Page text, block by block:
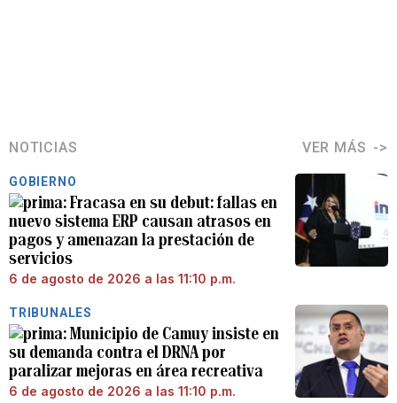
NOTICIAS VER MÁS
GOBIERNO
Fracasa en su debut: fallas en
nuevo sistema ERP causan atrasos en
pagos y amenazan la prestación de
servicios
6 de agosto de 2026 a las 11:10 p.m.
TRIBUNALES
Municipio de Camuy insiste en
su demanda contra el DRNA por
paralizar mejoras en área recreativa
6 de agosto de 2026 a las 11:10 p.m.